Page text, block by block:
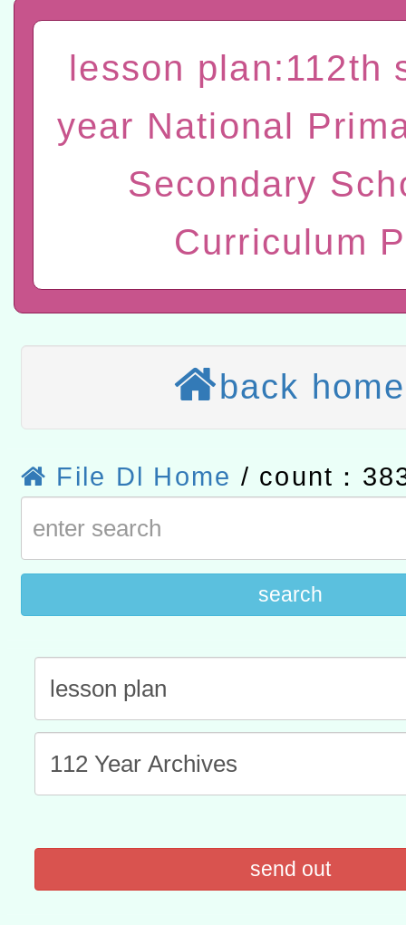
程
A3數位素養講師名單
「數位內容與教學軟體線
t」
有關大陸委員會函釋公務
研究院辦理「115年表揚
位及節水達人選拔活動」
115年8月22日(星期六)辦
市孔廟祈福系列活動—儒
航」
2026年桃園地景藝術節教
本校115學年度第2次代理
結果公告(無人報名，續辦
適應運動共學行動站研習
本館辦理115年度閱讀磐
讀推動專業研習
科技賦能─人工智慧(AI)工
程
A3數位素養講師名單
「數位內容與教學軟體線
t」
有關大陸委員會函釋公務
赴陸應申請許可一案
轉知經濟部水利署委託財
研究院辦理「115年表揚
位及節水達人選拔活動」
115年8月22日(星期六)辦
市孔廟祈福系列活動—儒
2026年桃園地景藝術節教
lesson plan:112th
year National
Secondary
Curriculum P
back home
File Dl Home / count：
search
send out